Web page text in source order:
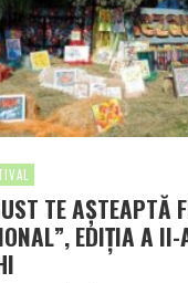
TE AȘTEAPTĂ
EDIȚIA A II-